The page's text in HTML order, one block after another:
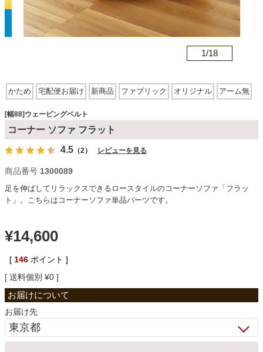
ソファ
ダイニングテーブル・セット
椅子・チェア
食器棚・キッチン収納
ベッド
収納家具
学習机
1/18
宅配便お届け 新商品 ファブリック オリジナル アーム無
ウェービングベルト
かため
[幅88]ウェービングベルト
コーナー ソファ フラット
4.5 （2） レビューを見る
商品番号 1300089
足を伸ばしてリラックスできるロースタイルのコーナーソファ「フラッ
ト」。こちらはコーナーソファ単品パーツです。
¥14,600
[ 146 ポイント ]
送料個別 ¥0
お届け先